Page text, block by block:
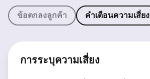
ข้อตกลงลูกค้า คำเตือนความเสี่ยง
การระบุความเสี่ยง